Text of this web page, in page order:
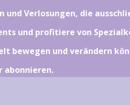
und Verlosungen, die
und profitiere von
bewegen und verändern
abonnieren.